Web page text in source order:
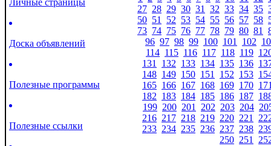
Личные страницы
Доска объявлений
Полезные программы
Полезные ссылки
27 28 29 30 31 32 33 34 35
50 51 52 53 54 55 56 57 58
73 74 75 76 77 78 79 80 81
96 97 98 99 100 101 102
114 115 116 117 118 119
131 132 133 134 135 136
148 149 150 151 152 153
165 166 167 168 169 170
182 183 184 185 186 187
199 200 201 202 203 204
216 217 218 219 220 221
233 234 235 236 237 238
250 251